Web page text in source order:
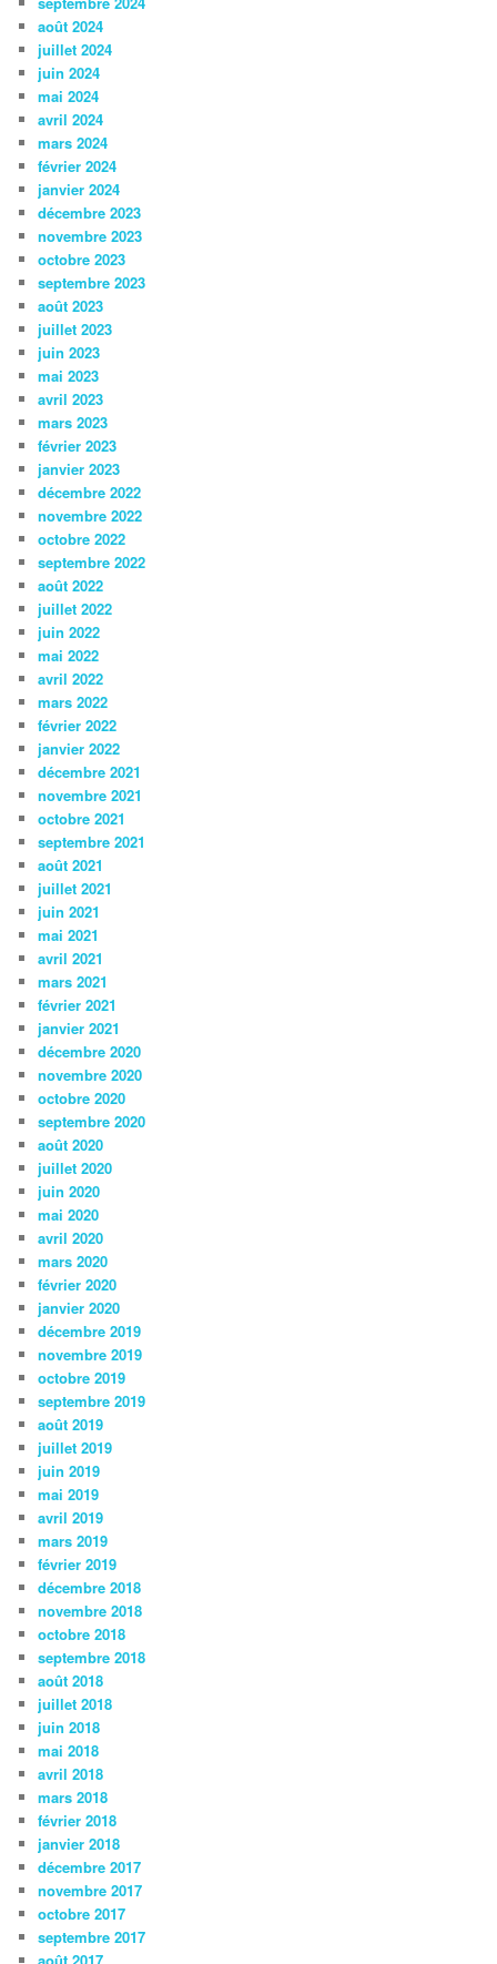
août 2024
juillet 2024
juin 2024
mai 2024
avril 2024
mars 2024
février 2024
janvier 2024
décembre 2023
novembre 2023
octobre 2023
septembre 2023
août 2023
juillet 2023
juin 2023
mai 2023
avril 2023
mars 2023
février 2023
janvier 2023
décembre 2022
novembre 2022
octobre 2022
septembre 2022
août 2022
juillet 2022
juin 2022
mai 2022
avril 2022
mars 2022
février 2022
janvier 2022
décembre 2021
novembre 2021
octobre 2021
septembre 2021
août 2021
juillet 2021
juin 2021
mai 2021
avril 2021
mars 2021
février 2021
janvier 2021
décembre 2020
novembre 2020
octobre 2020
septembre 2020
août 2020
juillet 2020
juin 2020
mai 2020
avril 2020
mars 2020
février 2020
janvier 2020
décembre 2019
novembre 2019
octobre 2019
septembre 2019
août 2019
juillet 2019
juin 2019
mai 2019
avril 2019
mars 2019
février 2019
décembre 2018
novembre 2018
octobre 2018
septembre 2018
août 2018
juillet 2018
juin 2018
mai 2018
avril 2018
mars 2018
février 2018
janvier 2018
décembre 2017
novembre 2017
octobre 2017
septembre 2017
août 2017